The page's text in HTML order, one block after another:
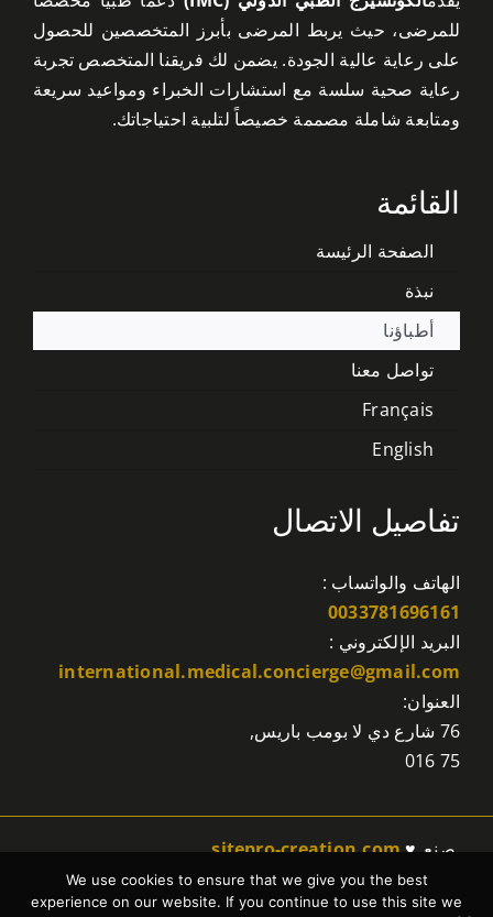
للمرضى، حيث يربط المرضى بأبرز المتخصصين للحصول
على رعاية عالية الجودة. يضمن لك فريقنا المتخصص تجربة
رعاية صحية سلسة مع استشارات الخبراء ومواعيد سريعة
ومتابعة شاملة مصممة خصيصاً لتلبية احتياجاتك.
القائمة
الصفحة الرئيسة
نبذة
أطباؤنا
تواصل معنا
Français
English
تفاصيل الاتصال
الهاتف والواتساب :
0033781696161
البريد الإلكتروني :
international.medical.concierge@gmail.com
العنوان:
76 شارع دي لا بومب باريس,
75 016
صنع ♥ sitepro-creation.com
We use cookies to ensure that we give you the best
experience on our website. If you continue to use this site we